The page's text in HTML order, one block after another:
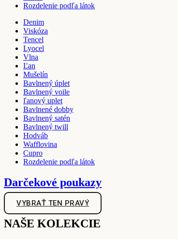
Rozdelenie podľa látok
Denim
Viskóza
Tencel
Lyocel
Vlna
Ľan
Mušelín
Bavlnený úplet
Bavlnený voile
ľanový uplet
Bavlnené dobby
Bavlnený satén
Bavlnený twill
Hodváb
Wafflovina
Cupro
Rozdelenie podľa látok
Darčekové poukazy
VYBRAŤ TEN PRAVÝ
NAŠE KOLEKCIE